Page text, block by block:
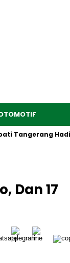
Hadiri
Dan 17